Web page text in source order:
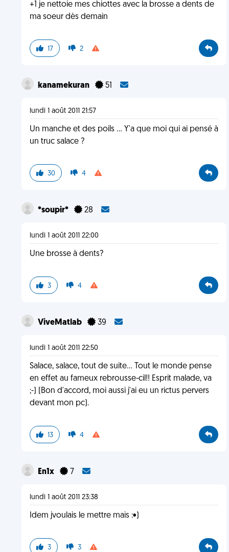
+1 je nettoie mes chiottes avec la brosse a dents de
ma soeur dès demain
17 2
kanamekuran 51
lundi 1 août 2011 21:57
Un manche et des poils ... Y'a que moi qui ai pensé à
un truc salace ?
30 4
*soupir* 28
lundi 1 août 2011 22:00
Une brosse à dents?
3 4
ViveMatlab 39
lundi 1 août 2011 22:50
Salace, salace, tout de suite... Tout le monde pense
en effet au fameux rebrousse-cil!! Esprit malade, va
;-) (Bon d'accord, moi aussi j'ai eu un rictus pervers
devant mon pc).
13 4
En1x 7
lundi 1 août 2011 23:38
Idem jvoulais le mettre mais :•)
3 3